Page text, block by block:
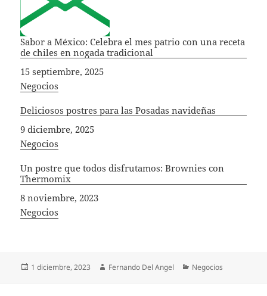
Sabor a México: Celebra el mes patrio con una receta
de chiles en nogada tradicional
Fecha
15 septiembre, 2025
In relation to
Negocios
Deliciosos postres para las Posadas navideñas
Fecha
9 diciembre, 2025
In relation to
Negocios
Un postre que todos disfrutamos: Brownies con
Thermomix
Fecha
8 noviembre, 2023
In relation to
Negocios
Publicado
1 diciembre, 2023 Autor
Fernando Del Angel Categorías
Negocios